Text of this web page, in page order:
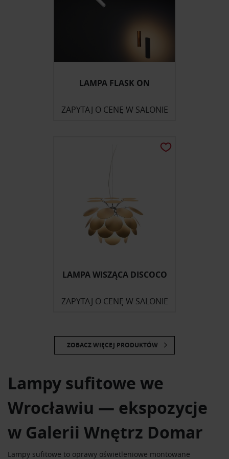
LAMPA FLASK ON
ZAPYTAJ O CENĘ W SALONIE
LAMPA WISZĄCA DISCOCO
ZAPYTAJ O CENĘ W SALONIE
ZOBACZ WIĘCEJ PRODUKTÓW
Lampy sufitowe we
Wrocławiu — ekspozycje
w Galerii Wnętrz Domar
Lampy sufitowe to oprawy oświetleniowe montowane